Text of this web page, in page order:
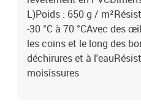
L)Poids : 650 g /
-30 °C à 70 °CAvec des
les coins et le long des
déchirures et à
moisissures